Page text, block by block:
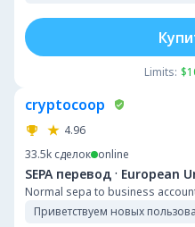
Limits:
cryptocoop
4.96
33.5k сделок online
SEPA перевод · European
Normal sepa to business
Приветствуем новых